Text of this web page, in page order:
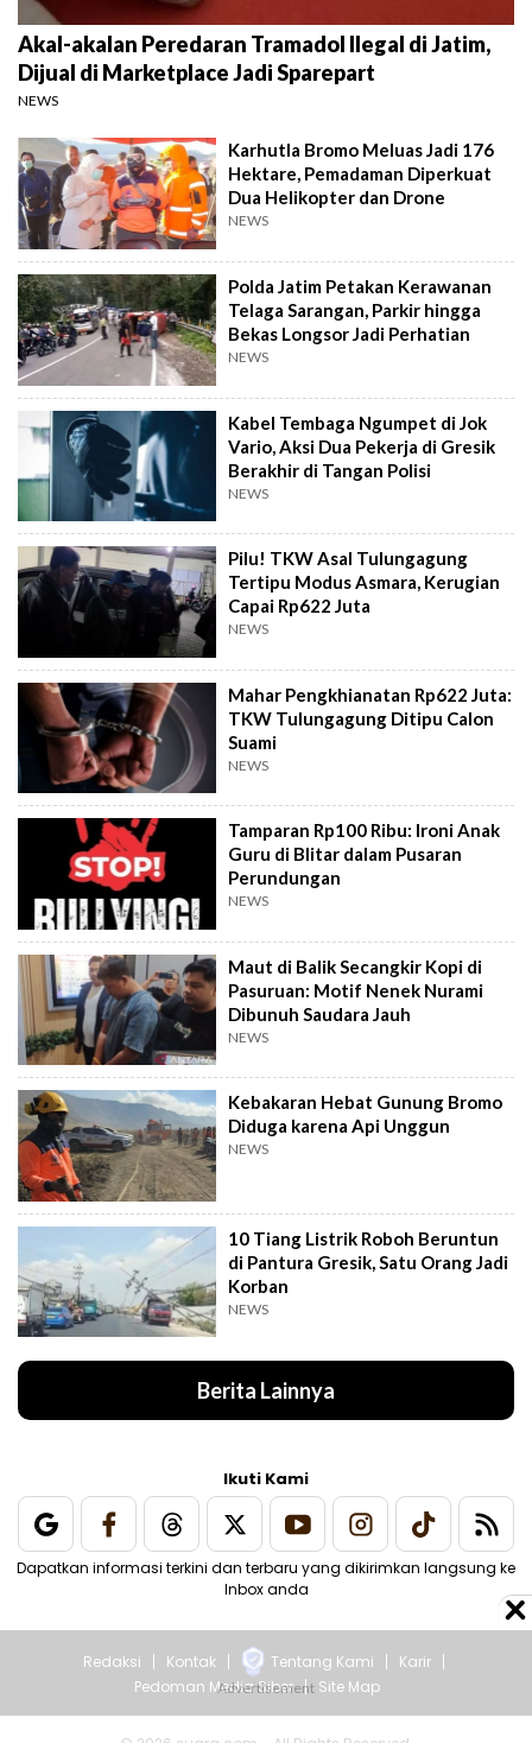
Akal-akalan Peredaran Tramadol Ilegal di Jatim,
Dijual di Marketplace Jadi Sparepart
NEWS
Karhutla Bromo Meluas Jadi 176
Hektare, Pemadaman Diperkuat
Dua Helikopter dan Drone
NEWS
Polda Jatim Petakan Kerawanan
Telaga Sarangan, Parkir hingga
Bekas Longsor Jadi Perhatian
NEWS
Kabel Tembaga Ngumpet di Jok
Vario, Aksi Dua Pekerja di Gresik
Berakhir di Tangan Polisi
NEWS
Pilu! TKW Asal Tulungagung
Tertipu Modus Asmara, Kerugian
Capai Rp622 Juta
NEWS
Mahar Pengkhianatan Rp622 Juta:
TKW Tulungagung Ditipu Calon
Suami
NEWS
Tamparan Rp100 Ribu: Ironi Anak
Guru di Blitar dalam Pusaran
Perundungan
NEWS
Maut di Balik Secangkir Kopi di
Pasuruan: Motif Nenek Nurami
Dibunuh Saudara Jauh
NEWS
Kebakaran Hebat Gunung Bromo
Diduga karena Api Unggun
NEWS
10 Tiang Listrik Roboh Beruntun
di Pantura Gresik, Satu Orang Jadi
Korban
NEWS
Berita Lainnya
Ikuti Kami
Dapatkan informasi terkini dan terbaru yang dikirimkan langsung ke
Inbox anda
Redaksi Kontak Tentang Kami
Karir
Pedoman Media Siber
Site Map